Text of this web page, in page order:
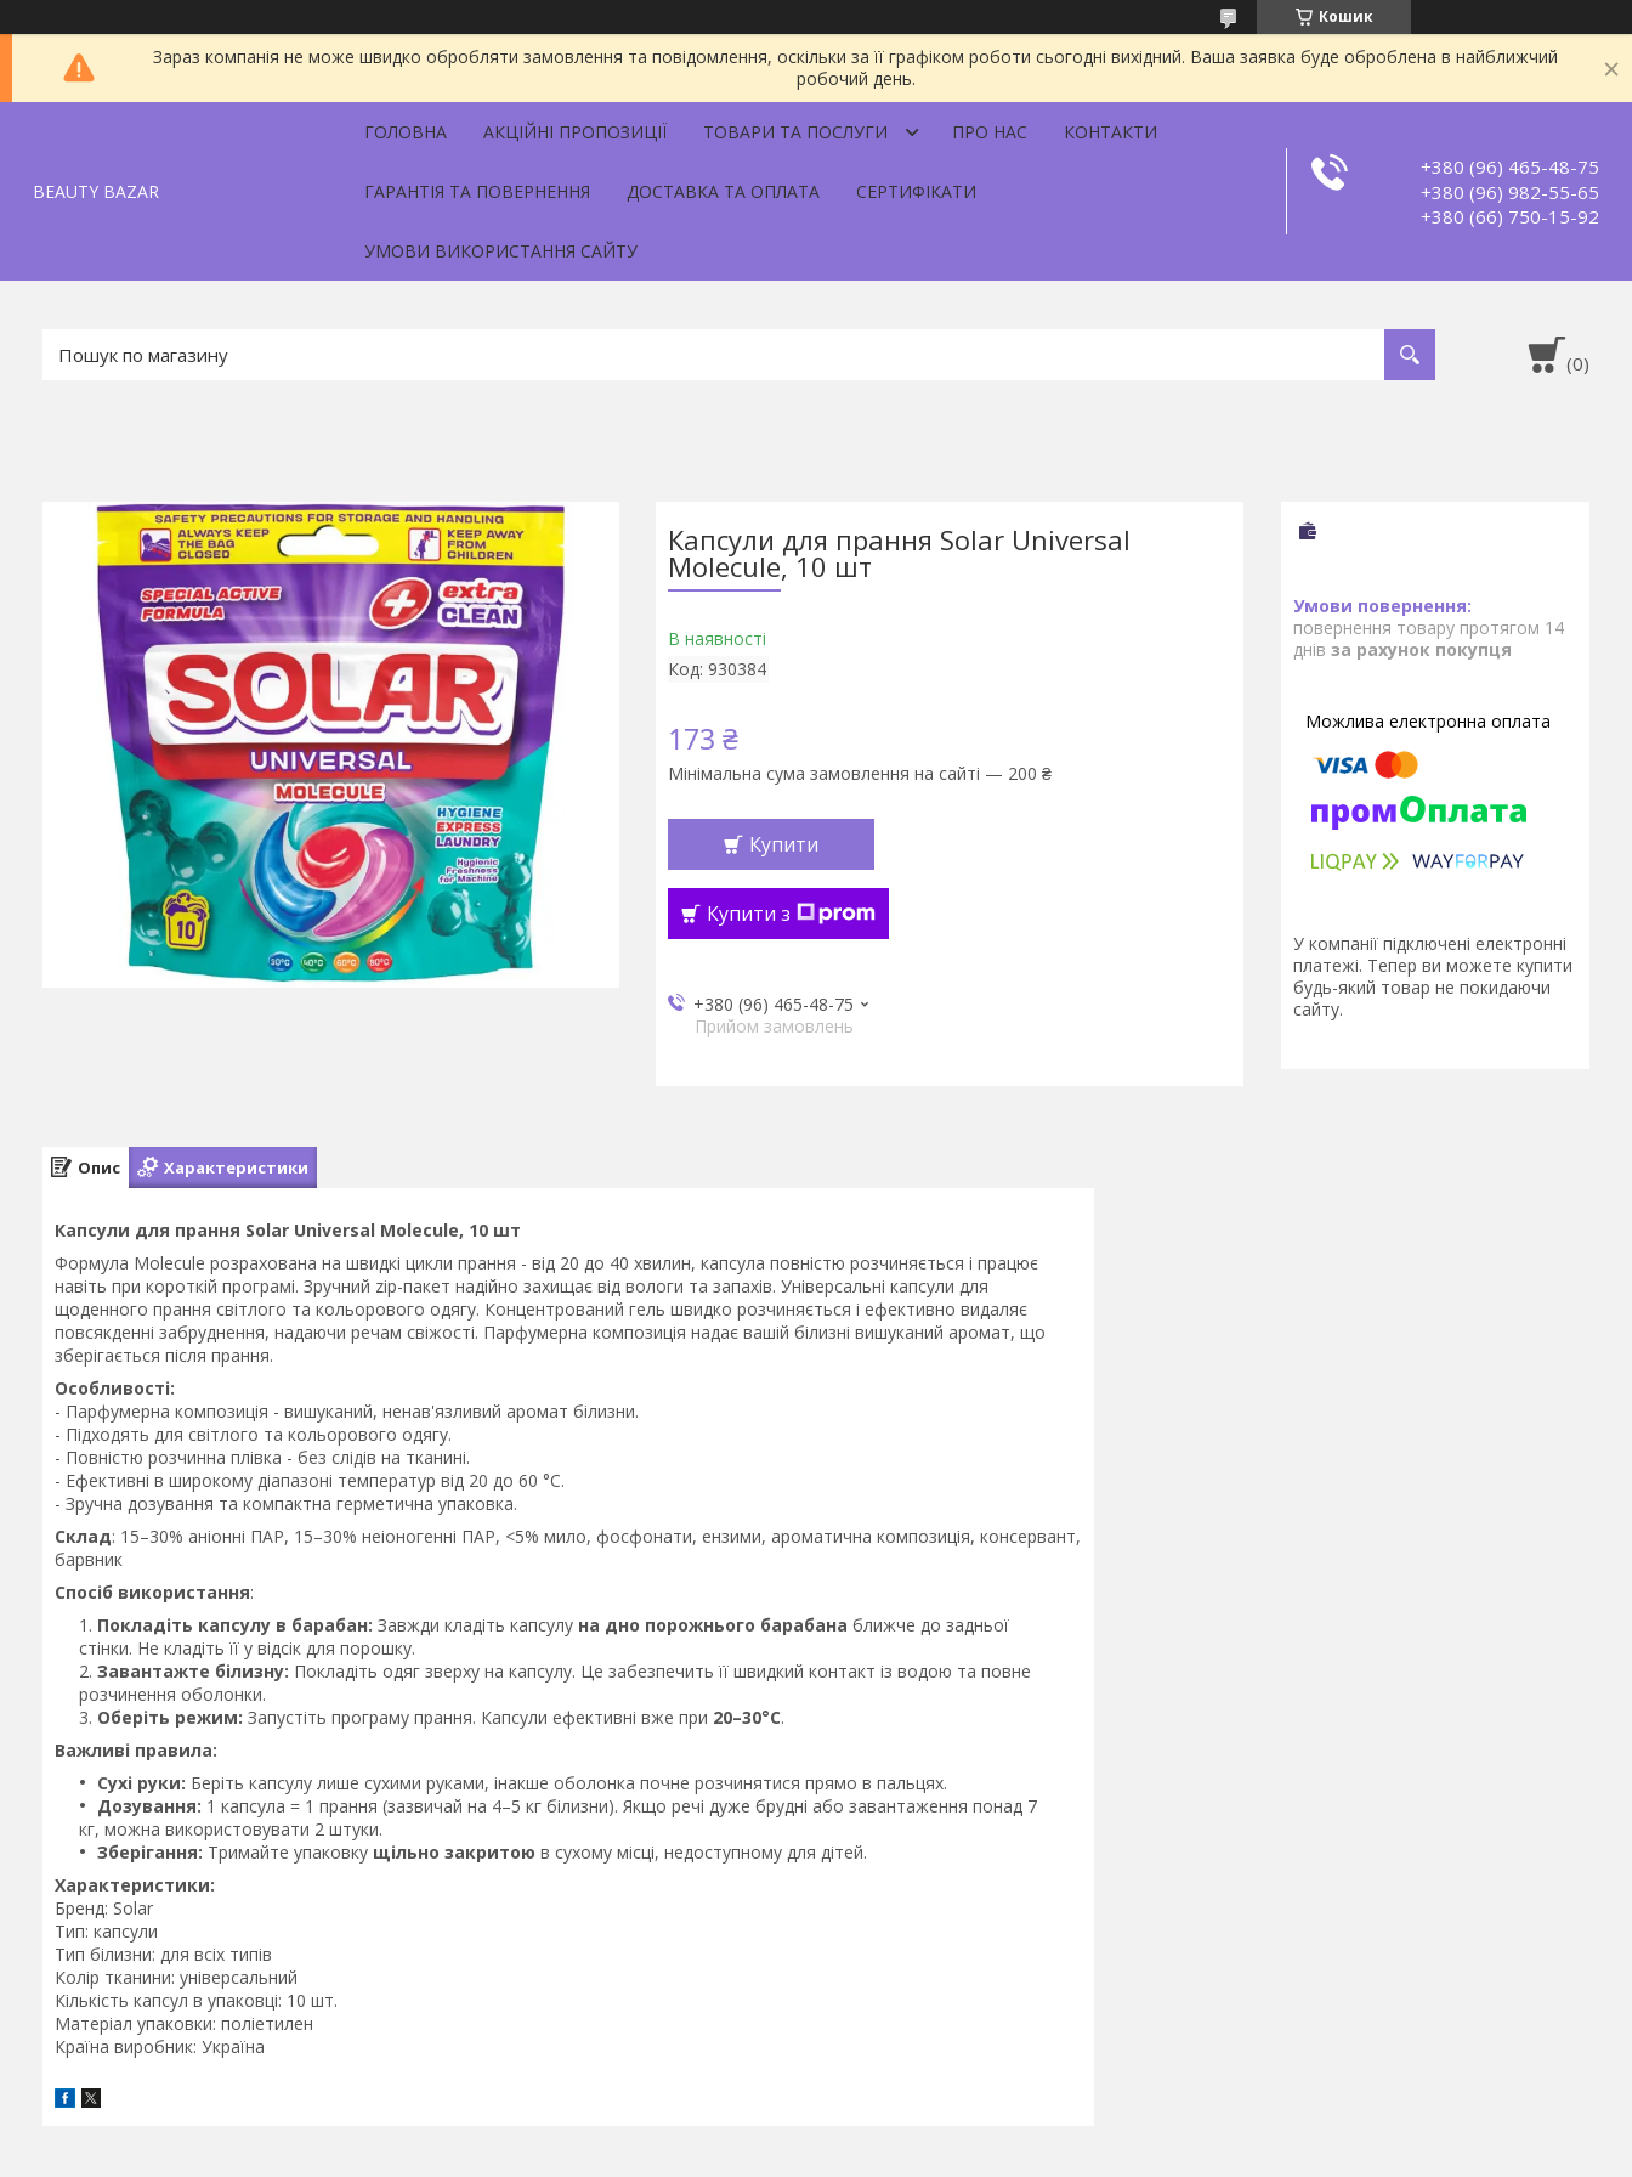
Кошик
Зараз компанія не може швидко обробляти замовлення та повідомлення, оскільки за її графіком роботи сьогодні вихідний. Ваша заявка буде оброблена в найближчий
робочий день.
BEAUTY BAZAR
ГОЛОВНА АКЦІЙНІ ПРОПОЗИЦІЇ ТОВАРИ ТА ПОСЛУГИ ПРО НАС КОНТАКТИ
ГАРАНТІЯ ТА ПОВЕРНЕННЯ ДОСТАВКА ТА ОПЛАТА СЕРТИФІКАТИ
УМОВИ ВИКОРИСТАННЯ САЙТУ
+380 (96) 465-48-75
+380 (96) 982-55-65
+380 (66) 750-15-92
Капсули для прання Solar Universal
Molecule, 10 шт
В наявності
Код: 930384
173 ₴
Мінімальна сума замовлення на сайті — 200 ₴
Купити
Купити з
+380 (96) 465-48-75
Прийом замовлень
повернення товару протягом 14
днів за рахунок покупця
У компанії підключені електронні
платежі. Тепер ви можете купити
будь-який товар не покидаючи
сайту.
Опис Характеристики
Капсули для прання Solar Universal Molecule, 10 шт
Формула Molecule розрахована на швидкі цикли прання - від 20 до 40 хвилин, капсула повністю розчиняється і працює
навіть при короткій програмі. Зручний zip-пакет надійно захищає від вологи та запахів. Універсальні капсули для
щоденного прання світлого та кольорового одягу. Концентрований гель швидко розчиняється і ефективно видаляє
повсякденні забруднення, надаючи речам свіжості. Парфумерна композиція надає вашій білизні вишуканий аромат, що
зберігається після прання.
Особливості:
- Парфумерна композиція - вишуканий, ненав'язливий аромат білизни.
- Підходять для світлого та кольорового одягу.
- Повністю розчинна плівка - без слідів на тканині.
- Ефективні в широкому діапазоні температур від 20 до 60 °C.
- Зручна дозування та компактна герметична упаковка.
Склад: 15–30% аніонні ПАР, 15–30% неіоногенні ПАР, <5% мило, фосфонати, ензими, ароматична композиція, консервант,
барвник
Спосіб використання:
Покладіть капсулу в барабан: Завжди кладіть капсулу на дно порожнього барабана ближче до задньої
стінки. Не кладіть її у відсік для порошку.
Завантажте білизну: Покладіть одяг зверху на капсулу. Це забезпечить її швидкий контакт із водою та повне
розчинення оболонки.
Оберіть режим: Запустіть програму прання. Капсули ефективні вже при 20–30°C.
Важливі правила:
Сухі руки: Беріть капсулу лише сухими руками, інакше оболонка почне розчинятися прямо в пальцях.
Дозування: 1 капсула = 1 прання (зазвичай на 4–5 кг білизни). Якщо речі дуже брудні або завантаження понад 7
кг, можна використовувати 2 штуки.
Зберігання: Тримайте упаковку щільно закритою в сухому місці, недоступному для дітей.
Характеристики:
Бренд: Solar
Тип: капсули
Тип білизни: для всіх типів
Колір тканини: універсальний
Кількість капсул в упаковці: 10 шт.
Матеріал упаковки: поліетилен
Країна виробник: Україна